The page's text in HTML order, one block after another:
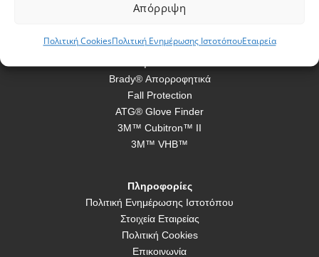
Απόρριψη
Πολιτική CookiesΠολιτική Ενημέρωσης ΙστοτόπουΕταιρεία
Brady® Απορροφητικά
Fall Protection
ATG® Glove Finder
3M™ Cubitron™ II
3M™ VHB™
Πληροφορίες
Πολιτική Ενημέρωσης Ιστοτόπου
Στοιχεία Εταιρείας
Πολιτική Cookies
Επικοινωνία